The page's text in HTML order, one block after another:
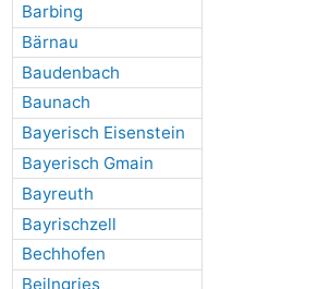
Barbing
Bärnau
Baudenbach
Baunach
Bayerisch Eisenstein
Bayerisch Gmain
Bayreuth
Bayrischzell
Bechhofen
Beilngries